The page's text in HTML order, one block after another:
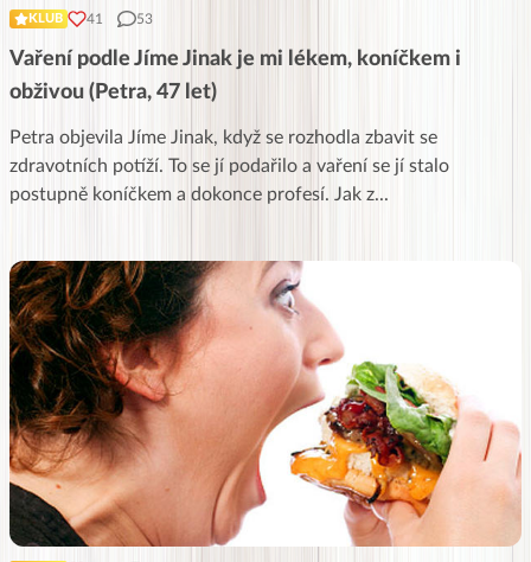
KLUB 41 53
Vaření podle Jíme Jinak je mi lékem, koníčkem i
obživou (Petra, 47 let)
Petra objevila Jíme Jinak, když se rozhodla zbavit se
zdravotních potíží. To se jí podařilo a vaření se jí stalo
postupně koníčkem a dokonce profesí. Jak z...